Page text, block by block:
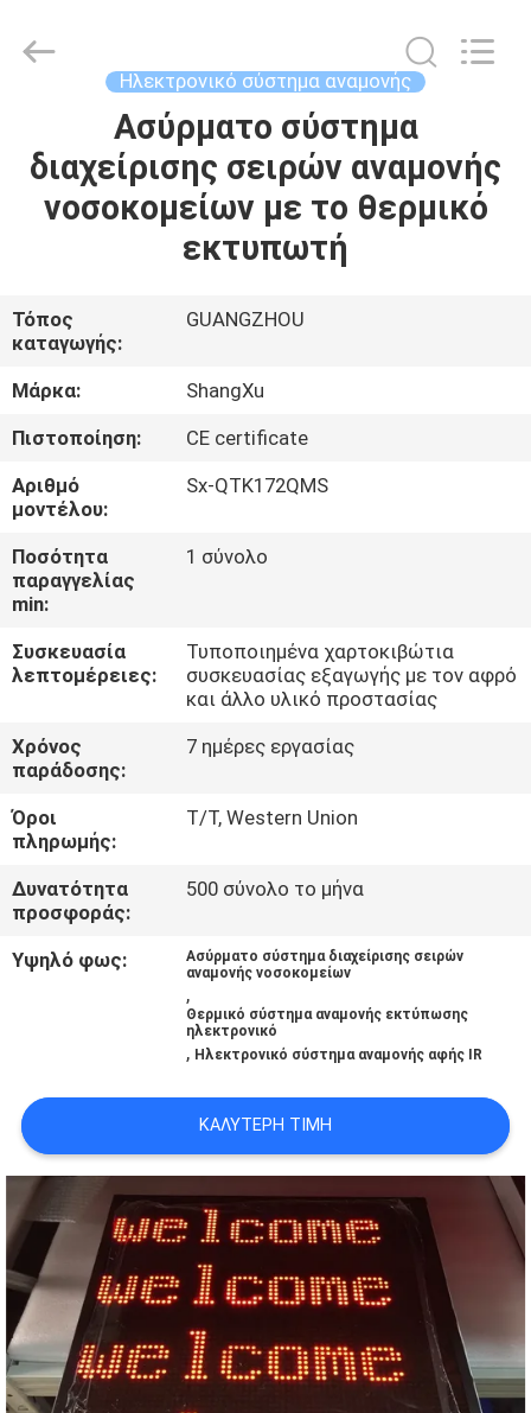
ΠΡΟΪΌΝΤΑ
ΕΜΕΊΣ
ΓΎΡΟΣ
ΕΡΓΟΣΤΑΣΊΩΝ
ΠΟΙΟΤΙΚΌΣ
ΈΛΕΓΧΟΣ
ΕΛΆΤΕ
ΕΠΑΦΉ
ΜΕ
ΕΙΔΉΣΕΙΣ
ΈΝΑ
ΑΠΌΣΠΑΣΜΑ
SITEMAP
PRIVACY
POLICY
Rights
Ηλεκτρονικό σύστημα αναμονής
Ασύρματο σύστημα
διαχείρισης σειρών αναμονής
νοσοκομείων με το θερμικό
εκτυπωτή
Τόπος
καταγωγής:
GUANGZHOU
Μάρκα:
ShangXu
Πιστοποίηση:
CE certificate
Αριθμό
μοντέλου:
Sx-QTK172QMS
Ποσότητα
παραγγελίας
min:
1 σύνολο
Συσκευασία
λεπτομέρειες:
Τυποποιημένα χαρτοκιβώτια
συσκευασίας εξαγωγής με τον αφρό
και άλλο υλικό προστασίας
Χρόνος
παράδοσης:
7 ημέρες εργασίας
Όροι
πληρωμής:
T/T, Western Union
Δυνατότητα
προσφοράς:
500 σύνολο το μήνα
Υψηλό φως:
Ασύρματο σύστημα διαχείρισης σειρών
αναμονής νοσοκομείων
,
Θερμικό σύστημα αναμονής εκτύπωσης
ηλεκτρονικό
, Ηλεκτρονικό σύστημα αναμονής αφής IR
ΚΑΛΎΤΕΡΗ ΤΙΜΉ